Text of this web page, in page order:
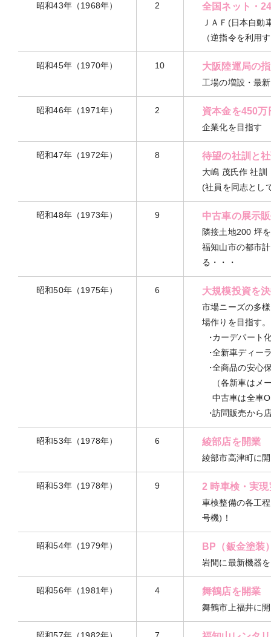
昭和43年（1968年） 2 全国ネット・
ＪＡＦ(日本自動
（逆指令を利用
昭和45年（1970年） 10 大阪陸運局の
工場の増設・最
昭和46年（1971年） 2 資本金を450万
企業化を目指す
昭和47年（1972年） 8 待望の社訓と
大嶋 茂氏作 社訓
(社員を同志とし
昭和48年（1973年） 9 中古車の展示
隣接土地200 坪
福知山市の都市
る・・・
昭和50年（1975年） 6 大規模投資を
市場ニーズの多
場作りを目指す。
カーデパート
全新車ディー
全商品の安心
（各新車はメ
中古車は全車
訪問販売から
昭和53年（1978年） 6 綾部店を開業
綾部市高津町に
昭和53年（1978年） 9 2 時車検・実
車検整備の各工
号機)！
昭和54年（1979年） BP（鈑金塗装
岩間に最新機器
昭和56年（1981年） 4 舞鶴店を開業
舞鶴市上福井に